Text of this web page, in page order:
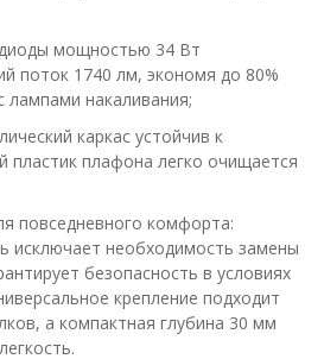
мощностью 34 Вт
поток 1740 лм, экономя до 80%
лампами накаливания;
каркас устойчив к
пластик плафона легко очищается
повседневного комфорта:
исключает необходимость замены
безопасность в условиях
крепление подходит
а компактная глубина 30 мм